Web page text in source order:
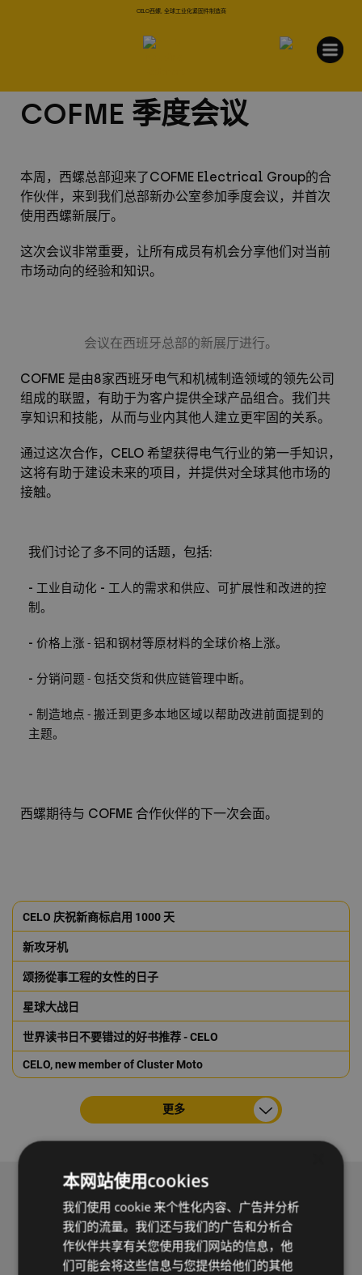
CELO西螺, 全球工业化紧固件制造商
CELO 庆祝新商标启用 1000 天
新攻牙机
颂扬從事工程的女性的日子
星球大战日
世界读书日不要错过的好书推荐 - CELO
CELO, new member of Cluster Moto
更多
COFME 季度会议
本周，西螺总部迎来了COFME Electrical Group的合
作伙伴，来到我们总部新办公室参加季度会议，并首次
使用西螺新展厅。
这次会议非常重要，让所有成员有机会分享他们对当前
市场动向的经验和知识。
会议在西班牙总部的新展厅进行。
COFME 是由8家西班牙电气和机械制造领域的领先公司
组成的联盟，有助于为客户提供全球产品组合。我们共
享知识和技能，从而与业内其他人建立更牢固的关系。
通过这次合作， CELO 希望获得电气行业的第一手知识，
这将有助于建设未来的项目，并提供对全球其他市场的
接触。
我们讨论了多不同的话题，包括:
- 工业自动化 - 工人的需求和供应、可扩展性和改进的控
制。
- 价格上涨 - 铝和钢材等原材料的全球价格上涨。
- 分销问题 - 包括交货和供应链管理中断。
- 制造地点 - 搬迁到更多本地区域以帮助改进前面提到的
主题。
西螺期待与 COFME 合作伙伴的下一次会面。
订阅新闻通讯以接收我们的新闻和实用信息。
本网站使用cookies
我们使用 cookie 来个性化内容、广告并分析
我们的流量。我们还与我们的广告和分析合
作伙伴共享有关您使用我们网站的信息，他
们可能会将这些信息与您提供给他们的其他